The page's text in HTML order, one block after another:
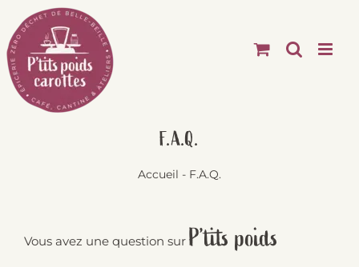
Passer
au
contenu
F.A.Q.
Accueil - F.A.Q.
Vous avez une question sur P’tits poids